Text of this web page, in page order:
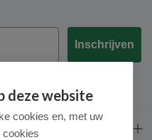
Inschrijven
deze website
cookies en, met uw
cookies